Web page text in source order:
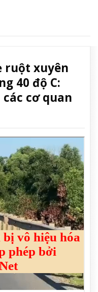
ruột xuyên
40 độ C:
cơ quan